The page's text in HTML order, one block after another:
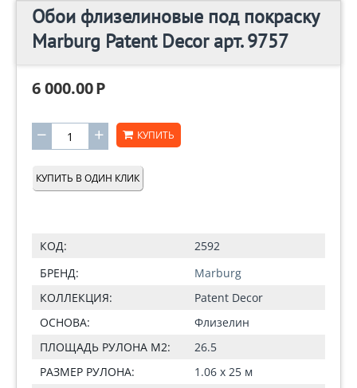
Обои флизелиновые под покраску
Marburg Patent Decor арт. 9757
6 000.00Р
+
− КУПИТЬ
КУПИТЬ В ОДИН КЛИК
КОД:
2592
БРЕНД:
Marburg
КОЛЛЕКЦИЯ:
Patent Decor
ОСНОВА:
Флизелин
ПЛОЩАДЬ РУЛОНА М2:
26.5
РАЗМЕР РУЛОНА:
1.06 x 25 м